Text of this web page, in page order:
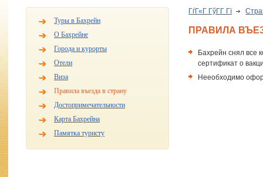
Туры в Бахрейн
О Бахрейне
Города и курорты
Отели
Виза
Правила въезда в страну
Достопримечательности
Карта Бахрейна
Памятка туристу
ГѓГ«Г ГўГ­Г Гї
ПРАВИЛА
Бахрейн снял все
сертификат о
Нееобходимо